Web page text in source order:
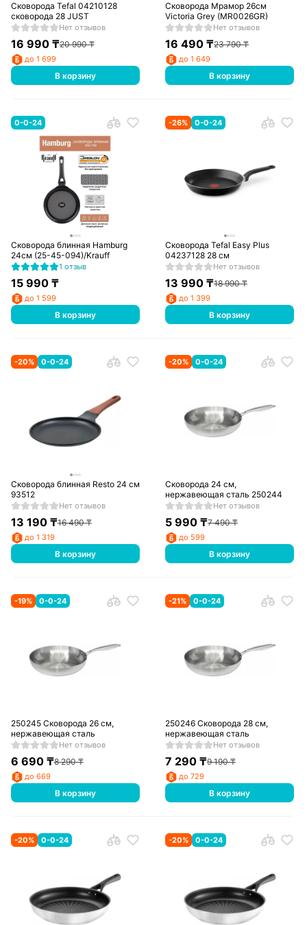
Сковорода Tefal 04210128
сковорода 28 JUST
Нет отзывов
16 990₸20 990₸
до 1 699
В корзину
Сковорода Мрамор 26см
Victoria Grey (MR0026GR)
Нет отзывов
16 490 ₸23 790₸
до 1 649
В корзину
0-0-24
Сковорода блинная Hamburg
24см (25-45-094)/Krauff
1 отзыв
15 990₸
до 1 599
В корзину
-26% 0-0-24
Сковорода Tefal Easy Plus
04237128 28 см
Нет отзывов
13 990 ₸18 990₸
до 1 399
В корзину
-20% 0-0-24
Сковорода блинная Resto 24 см
93512
Нет отзывов
13 190₸16 490₸
до 1 319
В корзину
-20% 0-0-24
Сковорода 24 см,
нержавеющая сталь 250244
Нет отзывов
5 990 ₸7 490₸
до 599
В корзину
-19% 0-0-24
250245 Сковорода 26 см,
нержавеющая сталь
Нет отзывов
6 690₸8 290₸
до 669
В корзину
-21% 0-0-24
250246 Сковорода 28 см,
нержавеющая сталь
Нет отзывов
7 290 ₸9 190₸
до 729
В корзину
-20% 0-0-24 -20% 0-0-24